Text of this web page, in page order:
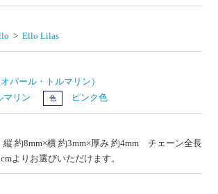
>Ello Lilas
パール・トルマリン）
マリン 色 ピンク色
縦 約8mm×横 約3mm×厚み 約4mm チェーン全長
よりお選びいただけます。